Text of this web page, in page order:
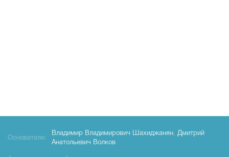
Основатели:
Владимир Владимирович Шахиджанян, Дмитрий
Анатольевич Волков